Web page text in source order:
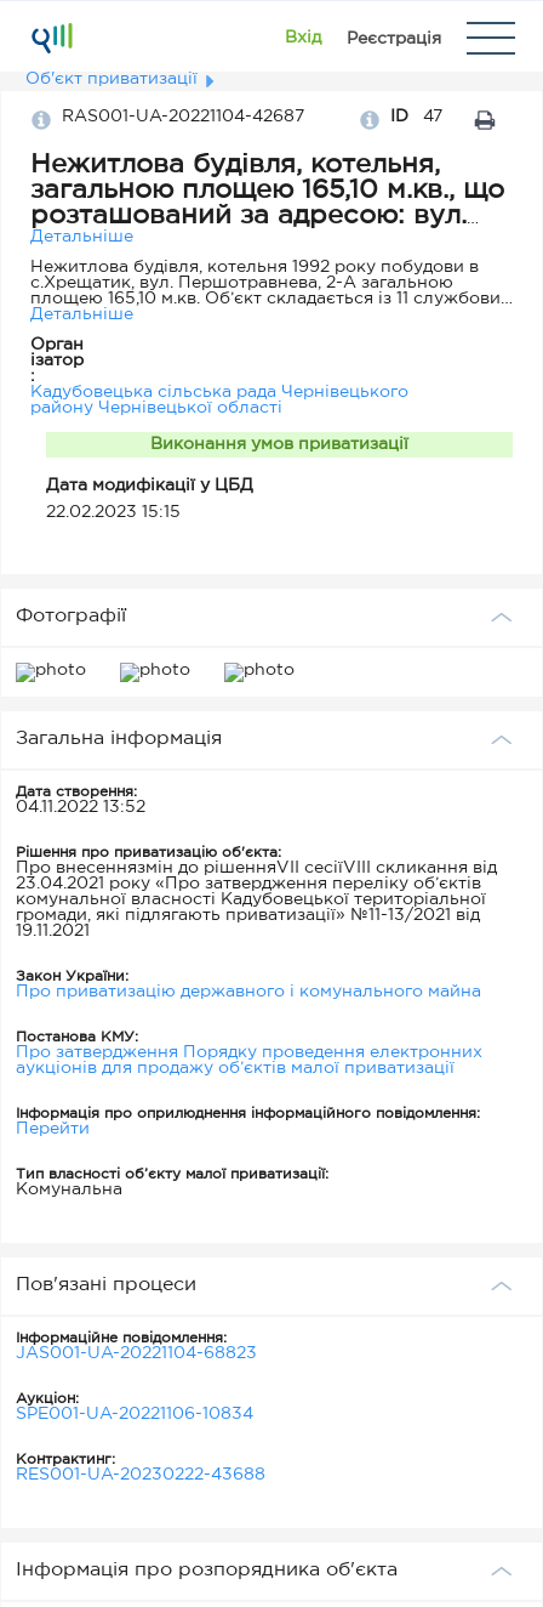
Вхід Реєстрація
Об'єкт приватизації
RAS001-UA-20221104-42687 ID 47
Нежитлова будівля, котельня,
загальною площею 165,10 м.кв., що
розташований за адресою: вул.
Першотравнева, 2-А в с.
Хрещатик
Детальніше
Нежитлова будівля, котельня 1992 року побудови в
с.Хрещатик, вул. Першотравнева, 2-А загальною
площею 165,10 м.кв. Об’єкт складається із 11 службових
та виробничих приміщень;
Детальніше
Орган
ізатор
:
Кадубовецька сільська рада Чернівецького
району Чернівецької області
Виконання умов приватизації
Дата модифікації у ЦБД
22.02.2023 15:15
Фотографії
Загальна інформація
Дата створення:
04.11.2022 13:52
Рішення про приватизацію об'єкта:
Про внесеннязмін до рішенняVII сесіїVIII скликання від
23.04.2021 року «Про затвердження переліку об’єктів
комунальної власності Кадубовецької територіальної
громади, які підлягають приватизації» №11-13/2021 від
19.11.2021
Закон України:
Про приватизацію державного і комунального майна
Постанова КМУ:
Про затвердження Порядку проведення електронних
аукціонів для продажу об’єктів малої приватизації
Інформація про оприлюднення інформаційного повідомлення:
Перейти
Тип власності об’єкту малої приватизації:
Комунальна
Пов'язані процеси
Інформаційне повідомлення:
JAS001-UA-20221104-68823
Аукціон:
SPE001-UA-20221106-10834
Контрактинг:
RES001-UA-20230222-43688
Інформація про розпорядника об'єкта